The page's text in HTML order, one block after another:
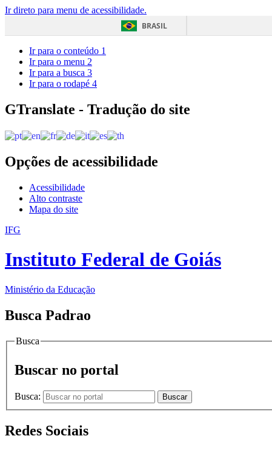
Ir direto para menu de acessibilidade.
BRASIL
Ir para o conteúdo 1
Ir para o menu 2
Ir para a busca 3
Ir para o rodapé 4
GTranslate - Tradução do site
Opções de acessibilidade
Acessibilidade
Alto contraste
Mapa do site
IFG
Instituto Federal de Goiás
Ministério da Educação
Busca Padrao
Busca
Buscar no portal
Busca: Buscar
Redes Sociais